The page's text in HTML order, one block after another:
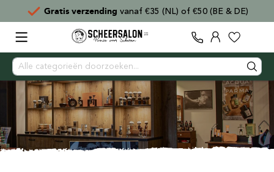
Voor15:00besteld,direct verzonden